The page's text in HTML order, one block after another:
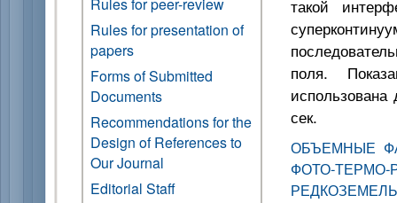
Rules for presentation of
papers
Forms of Submitted
Documents
Recommendations for the
Design of References to
Our Journal
Editorial Staff
такой
поля.
сек.
ОБЪЕМНЫЕ
ФОТО-